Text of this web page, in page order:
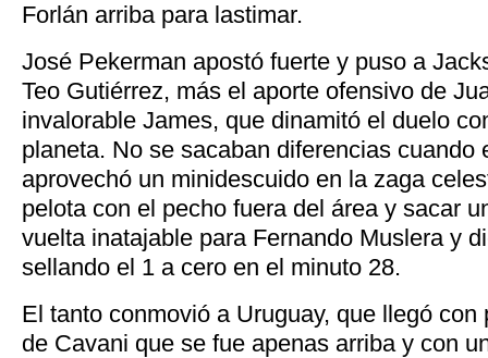
Forlán arriba para lastimar.
José Pekerman apostó fuerte y puso a
Teo Gutiérrez, más el aporte ofensivo de
invalorable James, que dinamitó el duelo
planeta. No se sacaban diferencias cuando
aprovechó un minidescuido en la zaga
pelota con el pecho fuera del área y sacar
vuelta inatajable para Fernando Muslera y
sellando el 1 a cero en el minuto 28.
El tanto conmovió a Uruguay, que llegó
de Cavani que se fue apenas arriba y con